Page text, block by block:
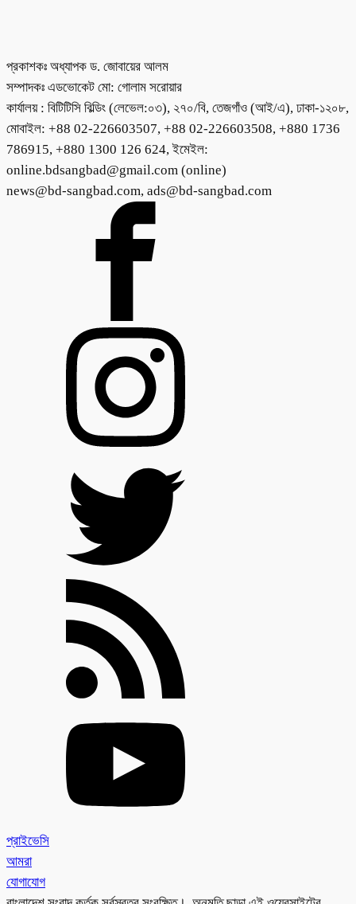
প্রকাশকঃ অধ্যাপক ড. জোবায়ের আলম
সম্পাদকঃ এডভোকেট মো: গোলাম সরোয়ার
কার্যালয় : বিটিটিসি বিল্ডিং (লেভেল:০৩), ২৭০/বি, তেজগাঁও (আই/এ), ঢাকা-১২০৮,
মোবাইল: +88 02-226603507, +88 02-226603508, +880 1736
786915, +880 1300 126 624, ইমেইল:
online.bdsangbad@gmail.com (online)
news@bd-sangbad.com, ads@bd-sangbad.com
প্রাইভেসি
আমরা
যোগাযোগ